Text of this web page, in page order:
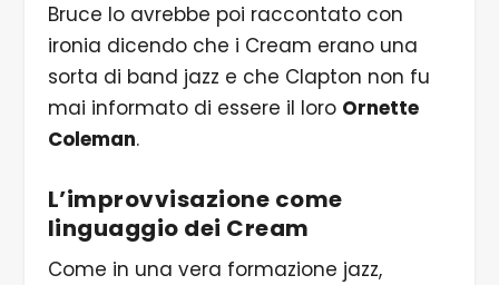
Bruce lo avrebbe poi raccontato con
ironia dicendo che i Cream erano una
sorta di band jazz e che Clapton non fu
mai informato di essere il loro Ornette
Coleman.
L’improvvisazione come
linguaggio dei Cream
Come in una vera formazione jazz,